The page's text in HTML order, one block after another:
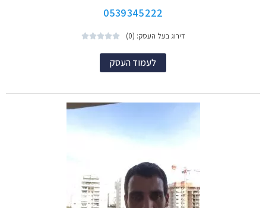
0539345222
דירוג בעל העסק: (0) 




לעמוד העסק